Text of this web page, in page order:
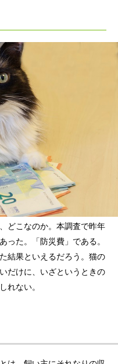
どこなのか。本調査で昨年
った。「防災費」である。
結果といえるだろう。猫の
だけに、いざというときの
れない。